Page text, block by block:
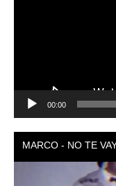
00:00